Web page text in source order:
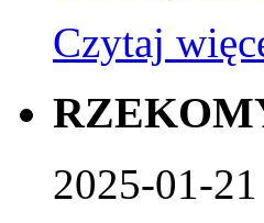
Czytaj
2025-01-